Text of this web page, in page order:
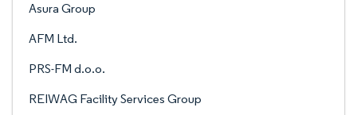
Asura Group
AFM Ltd.
PRS-FM d.o.o.
REIWAG Facility Services Group